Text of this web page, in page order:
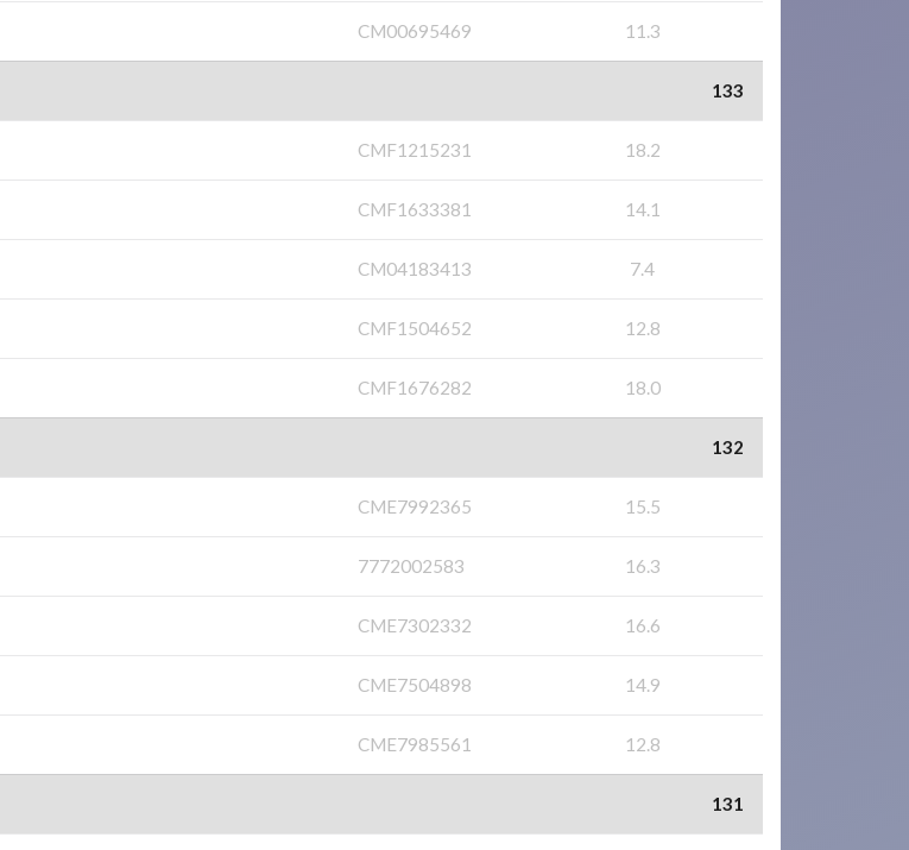
CM00695469 11.3
133
CMF1215231 18.2
CMF1633381 14.1
CM04183413 7.4
CMF1504652 12.8
CMF1676282 18.0
132
CME7992365 15.5
7772002583 16.3
CME7302332 16.6
CME7504898 14.9
CME7985561 12.8
131